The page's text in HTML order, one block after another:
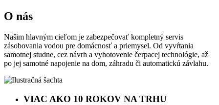
O nás
Našim hlavným cieľom je zabezpečovať kompletný servis
zásobovania vodou pre domácnosť a priemysel. Od vyvŕtania
samotnej studne, cez návrh a vyhotovenie čerpacej technológie, až
po jej samotné napojenie na dom, záhradu či automatickú závlahu.
VIAC AKO 10 ROKOV NA TRHU